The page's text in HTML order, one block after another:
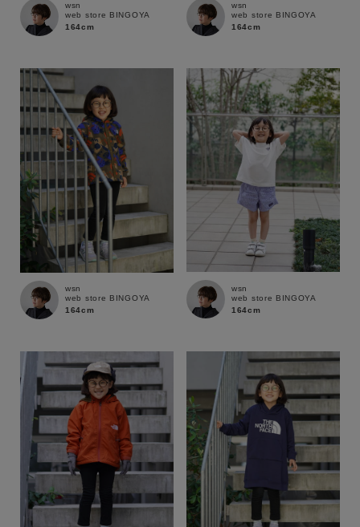
wsn
web store BINGOYA
164cm
wsn
web store BINGOYA
164cm
wsn
web store BINGOYA
164cm
wsn
web store BINGOYA
164cm